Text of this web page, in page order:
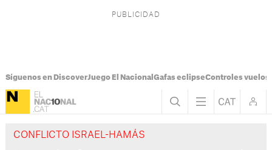
Síguenos en DiscoverJuego El Nacional Gafas eclipseControles vuelos
CONFLICTO ISRAEL-HAMÁS